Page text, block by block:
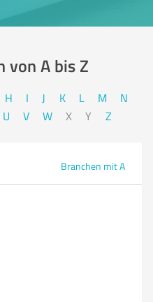
von A bis Z​
H I J K L M
N
U V W X Y Z
Branchen mit A